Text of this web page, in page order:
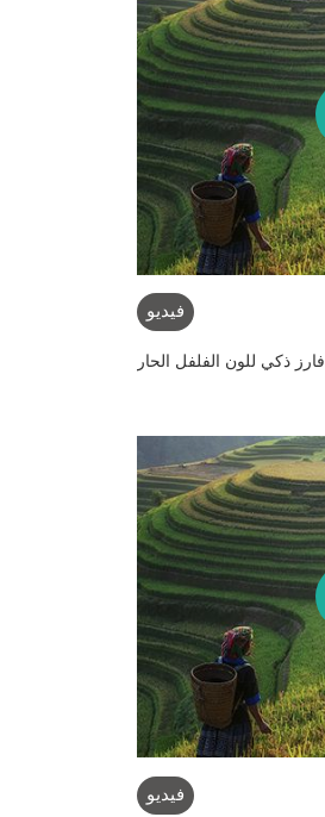
فيديو
فارز ذكي للون الفلفل الحار
فيديو